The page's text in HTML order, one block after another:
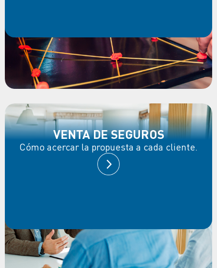
VENTA DE SEGUROS
Cómo acercar la propuesta a cada cliente.